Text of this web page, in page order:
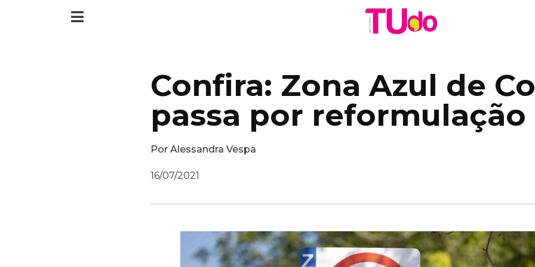
Confira: Zona Azul de
passa por reformulação
Por Alessandra Vespa
16/07/2021